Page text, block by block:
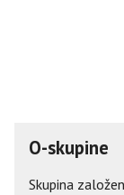
O-skupine
Skupina